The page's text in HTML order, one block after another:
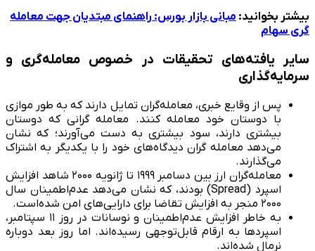
بیشتر بخوانید: مبانی بازار بورس: راهنمای مبتدیان جهت معامله
گری سهام
سایر یافته‌های تحقیقات در خصوص معامله‌گری و
سرمایه‌گذاری
پس از وقایع خبری، معامله‌گران تمایل دارند که به طور موازی
با دوستان خود معامله‌ کنند. معامله گرانی که دوستان
بیشتری دارند، سود بیشتری به دست می‌آورند؛ که نشان
می‌دهد معامله گران دیدگاه‌های خود را با یکدیگر به اشتراک
می‌گذارند.
معامله‌گران ارز بین دسامبر ۱۹۹۹ تا ژانویه ۲۰۰۰ شاهد افزایش
اسپرد (Spread) بودند، که نشان می‌دهد عدم‌اطمینان سال
۲۰۰۰ منجر به افزایش تقاضا برای دارایی‌های امن شده‌است.
به خاطر افزایش عدم‌اطمینان و نوسانات در روز ۱۱ سپتامبر،
اسپردها به ارقام قابل‌توجهی رسیده‌اند. اما روز بعد دوباره
نرمال شده‌اند.